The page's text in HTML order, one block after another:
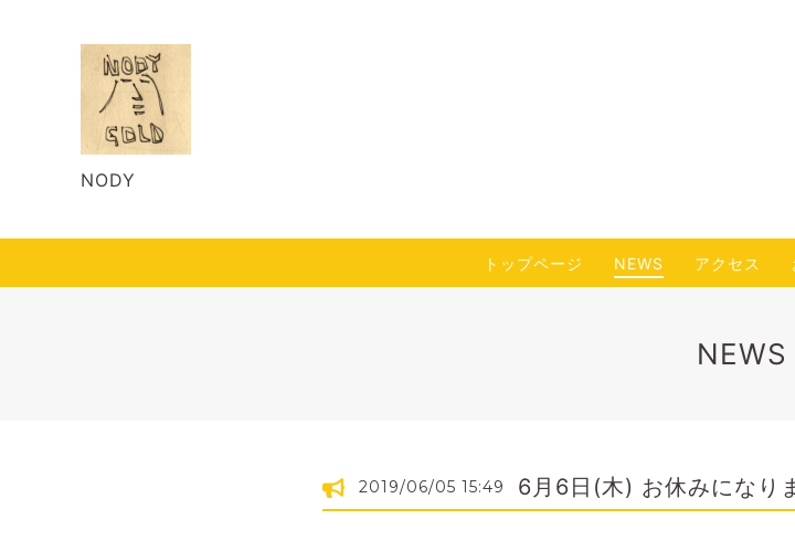
NODY
トップページ NEWS アクセス
NEWS
2019/06/05 15:49 6月6日(木) お休みになり